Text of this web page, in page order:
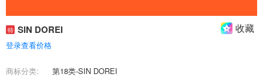
特 SIN DOREI 收藏
登录查看价格
商标分类:
第18类-SIN DOREI